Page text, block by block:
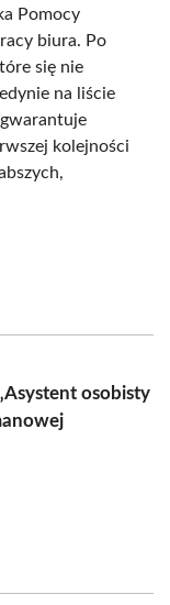
Pomocy
biura. Po
się nie
na liście
kolejności
osobisty